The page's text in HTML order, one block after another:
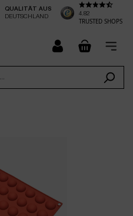
QUALITÄT AUS
DEUTSCHLAND
4.82
TRUSTED SHOPS